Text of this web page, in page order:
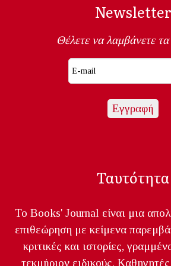
Newsletter
Θέλετε να λαμβάνετε
Ταυτότητα
Το Books' Journal είναι μια
επιθεώρηση με κείμενα
κριτικές και ιστορίες,
τεκμήριον ειδικούς.